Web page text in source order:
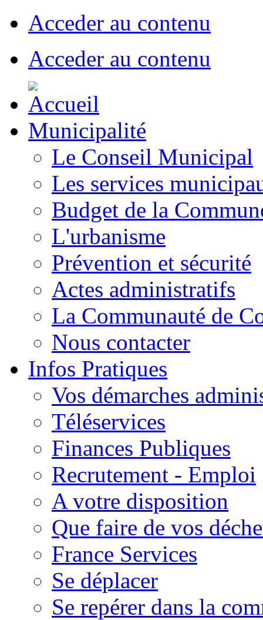
Acceder au contenu
Acceder au contenu
Municipalité
Le Conseil Municipal
Les services
Budget de la
L'urbanisme
Prévention et sécurité
Actes administratifs
La Communauté de
Nous contacter
Infos Pratiques
Vos démarches
Téléservices
Finances Publiques
Recrutement - Emploi
A votre disposition
Que faire de vos
France Services
Se déplacer
Se repérer dans la